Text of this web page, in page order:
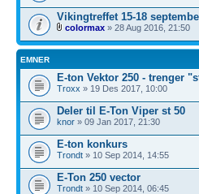
Vikingtreffet 15-18
colormax » 28 Aug 2016, 21:50
EMNER
E-ton Vektor 250 - trenger
Troxx » 19 Des 2017, 10:00
Deler til E-Ton Viper st 50
knor » 09 Jan 2017, 21:30
E-ton konkurs
Trondt » 10 Sep 2014, 14:55
E-Ton 250 vector
Trondt » 10 Sep 2014, 06:45